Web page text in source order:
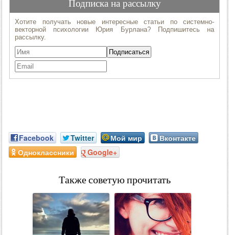
Facebook Twitter Мой мир
Вконтакте
Одноклассники
Google+
Также советую прочитать